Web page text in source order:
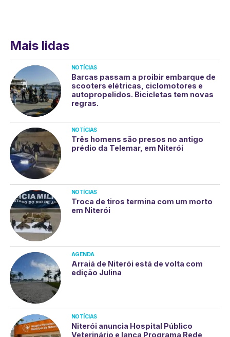
Mais lidas
NOTÍCIAS
Barcas passam a proibir embarque de
scooters elétricas, ciclomotores e
autopropelidos. Bicicletas tem novas
regras.
NOTÍCIAS
Três homens são presos no antigo
prédio da Telemar, em Niterói
NOTÍCIAS
Troca de tiros termina com um morto
em Niterói
AGENDA
Arraiá de Niterói está de volta com
edição Julina
NOTÍCIAS
Niterói anuncia Hospital Público
Veterinário e lança Programa Rede